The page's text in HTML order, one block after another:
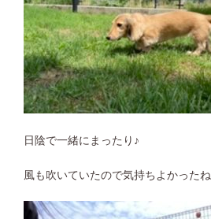
日陰で一緒にまったり♪
風も吹いていたので気持ちよかったね